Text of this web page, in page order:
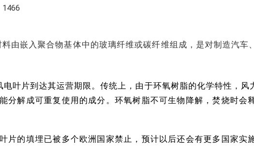
1466
由嵌入聚合物基体中的玻璃纤维或碳纤维组成，是对制造汽车
叶片到达其运营期限。传统上，由于环氧树脂的化学特性，风
分解成可重复使用的成分。环氧树脂不可生物降解，焚烧时会
片的填埋已被多个欧洲国家禁止，预计以后还会有更多国家实